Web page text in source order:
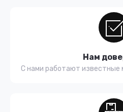
Нам
С нами работают известные